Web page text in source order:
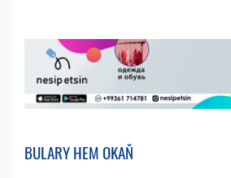
BULARY HEM OKAŇ